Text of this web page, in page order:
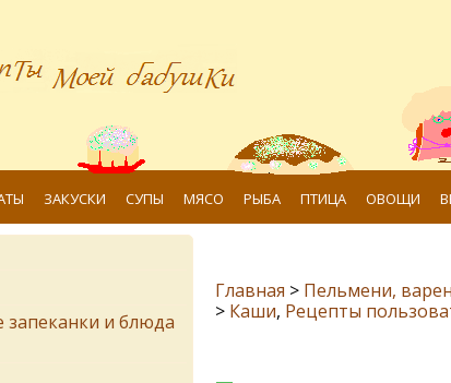
ЗАКУСКИ СУПЫ МЯСО РЫБА ПТИЦА ОВОЩИ
Главная > Пельмени,
> Каши, Рецепты
и блюда